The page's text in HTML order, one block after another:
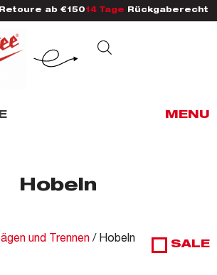
ab €150 14 Tage Rückgaberecht
MENU
Hobeln
und Trennen / Hobeln SALE